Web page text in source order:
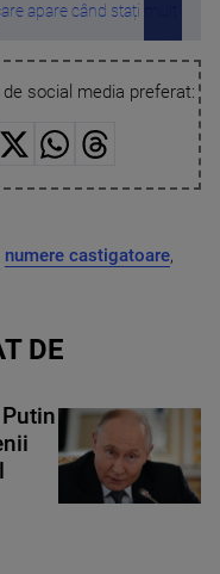
apare când stați mult
social media preferat:
numere castigatoare,
DE